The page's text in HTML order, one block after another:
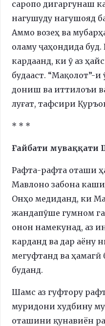
саропо дигаргунаш
нагушуду нагушояд
Аммо возеҳ ва
оламу ҷаҳондида буд.
кардаанд, ки ӯ аз
будааст. “Мақолот”-и
дониш ва иттилоъи
луғат, тафсири
* * *
Ғайбати муваққати
Рафта-рафта оташи
Мавлоно забона
Онҳо медиданд, ки
жандапӯше гумном
онон намекунад, аз
карданд ва дар аёну
мегуфтанд ва
буданд.
Шамс аз гуфтору
муридони худбину
оташини қунавиён